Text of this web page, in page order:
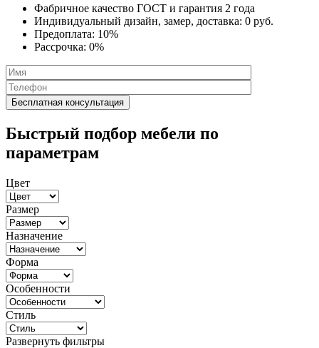
Фабричное качество ГОСТ и гарантия 2 года
Индивидуальный дизайн, замер, доставка: 0 руб.
Предоплата: 10%
Рассрочка: 0%
Быстрый подбор мебели по
параметрам
Цвет
Размер
Назначение
Форма
Особенности
Стиль
Развернуть фильтры